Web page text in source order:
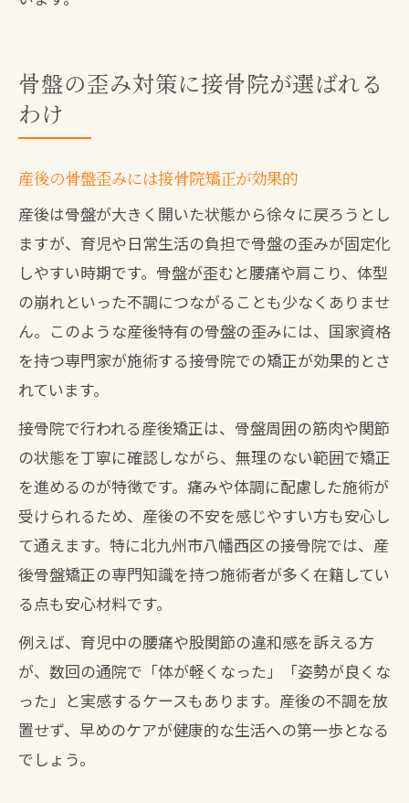
骨盤の歪み対策に接骨院が選ばれる
わけ
産後の骨盤歪みには接骨院矯正が効果的
産後は骨盤が大きく開いた状態から徐々に戻ろうとし
ますが、育児や日常生活の負担で骨盤の歪みが固定化
しやすい時期です。骨盤が歪むと腰痛や肩こり、体型
の崩れといった不調につながることも少なくありませ
ん。このような産後特有の骨盤の歪みには、国家資格
を持つ専門家が施術する接骨院での矯正が効果的とさ
れています。
接骨院で行われる産後矯正は、骨盤周囲の筋肉や関節
の状態を丁寧に確認しながら、無理のない範囲で矯正
を進めるのが特徴です。痛みや体調に配慮した施術が
受けられるため、産後の不安を感じやすい方も安心し
て通えます。特に北九州市八幡西区の接骨院では、産
後骨盤矯正の専門知識を持つ施術者が多く在籍してい
る点も安心材料です。
例えば、育児中の腰痛や股関節の違和感を訴える方
が、数回の通院で「体が軽くなった」「姿勢が良くな
った」と実感するケースもあります。産後の不調を放
置せず、早めのケアが健康的な生活への第一歩となる
でしょう。